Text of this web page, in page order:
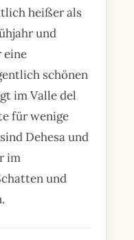
heißer als
und
eine
schönen
im Valle del
für wenige
Dehesa und
im
und